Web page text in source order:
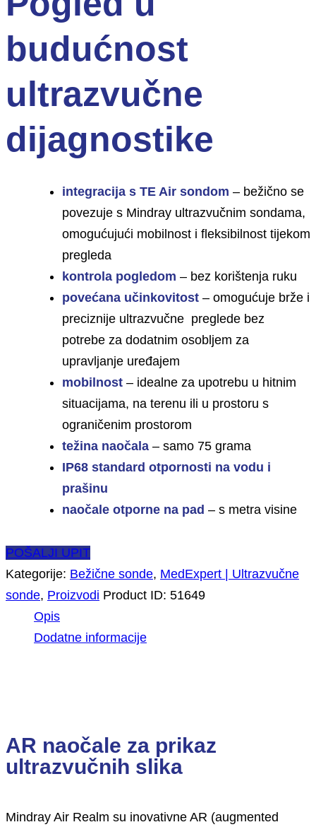
budućnost
ultrazvučne
dijagnostike
integracija s TE Air sondom – bežično se
povezuje s Mindray ultrazvučnim sondama,
omogućujući mobilnost i fleksibilnost tijekom
pregleda
kontrola pogledom – bez korištenja ruku
povećana učinkovitost – omogućuje brže i
preciznije ultrazvučne preglede bez
potrebe za dodatnim osobljem za
upravljanje uređajem
mobilnost – idealne za upotrebu u hitnim
situacijama, na terenu ili u prostoru s
ograničenim prostorom
težina naočala – samo 75 grama
IP68 standard otpornosti na vodu i
prašinu
naočale otporne na pad – s metra visine
POŠALJI UPIT
Kategorije: Bežične sonde, MedExpert | Ultrazvučne
sonde, Proizvodi Product ID: 51649
Opis
Dodatne informacije
AR naočale za prikaz
ultrazvučnih slika
Mindray Air Realm su inovativne AR (augmented